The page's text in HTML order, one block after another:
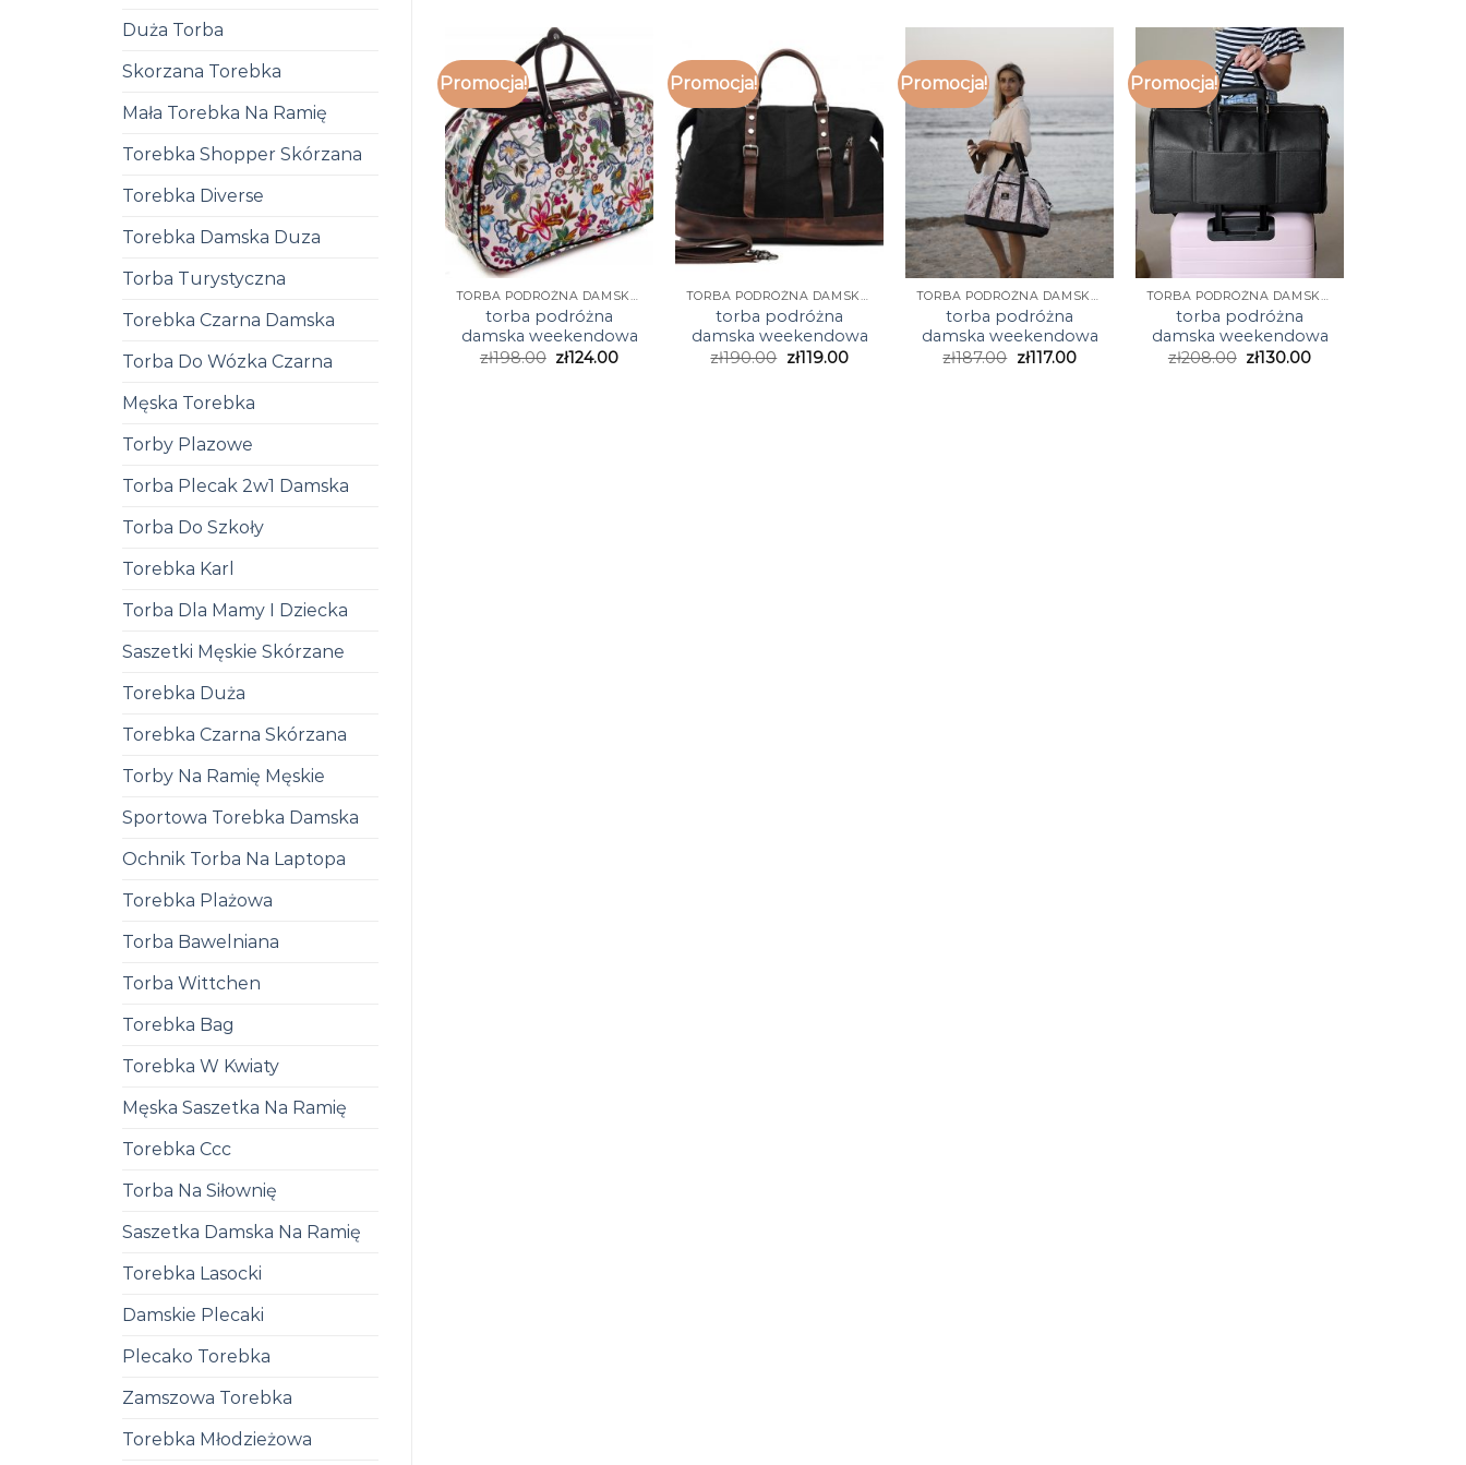
Duża Torba
Skorzana Torebka
Mała Torebka Na Ramię
Torebka Shopper Skórzana
Torebka Diverse
Torebka Damska Duza
Torba Turystyczna
Torebka Czarna Damska
Torba Do Wózka Czarna
Męska Torebka
Torby Plazowe
Torba Plecak 2w1 Damska
Torba Do Szkoły
Torebka Karl
Torba Dla Mamy I Dziecka
Saszetki Męskie Skórzane
Torebka Duża
Torebka Czarna Skórzana
Torby Na Ramię Męskie
Sportowa Torebka Damska
Ochnik Torba Na Laptopa
Torebka Plażowa
Torba Bawelniana
Torba Wittchen
Torebka Bag
Torebka W Kwiaty
Męska Saszetka Na Ramię
Torebka Ccc
Torba Na Siłownię
Saszetka Damska Na Ramię
Torebka Lasocki
Damskie Plecaki
Plecako Torebka
Zamszowa Torebka
Torebka Młodzieżowa
Promocja!
TORBA PODRÓŻNA DAMSKA WEEKENDOWA
torba podróżna
damska weekendowa
zł198.00 zł124.00
Promocja!
TORBA PODRÓŻNA DAMSKA WEEKENDOWA
torba podróżna
damska weekendowa
zł190.00 zł119.00
Promocja!
TORBA PODRÓŻNA DAMSKA WEEKENDOWA
torba podróżna
damska weekendowa
zł187.00 zł117.00
Promocja!
TORBA PODRÓŻNA DAMSKA WEEKENDOWA
torba podróżna
damska weekendowa
zł208.00 zł130.00